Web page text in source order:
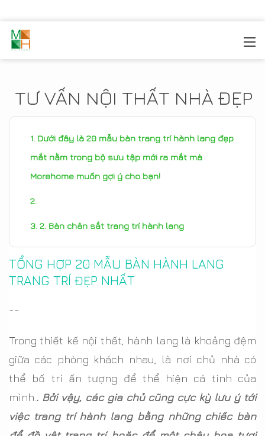
TƯ VẤN NỘI THẤT NHÀ ĐẸP
Dưới đây là 20 mẫu bàn trang trí hành lang đẹp
mắt nằm trong bộ sưu tập mới ra mắt mà
Morehome muốn gợi ý cho bạn!
2. Bàn chân sắt trang trí hành lang
TỔNG HỢP 20 MẪU BÀN HÀNH LANG
TRANG TRÍ ĐẸP NHẤT
--
Trong thiết kế nội thất, hành lang là khoảng đệm
giữa các phòng khách nhau, là nơi chủ nhà có
thể bố trí ấn tượng để thể hiện cá tính của
mình. . Bởi vậy, các gia chủ cũng cực kỳ lưu ý tới
việc trang trí hành lang bằng những chiếc bàn